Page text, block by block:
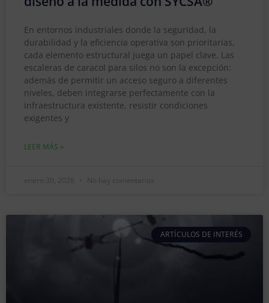
En entornos industriales donde la seguridad, la
durabilidad y la eficiencia operativa son prioritarias,
cada elemento estructural juega un papel clave. Las
escaleras de caracol para silos no son la excepción:
además de permitir un acceso seguro a diferentes
niveles, deben integrarse perfectamente con la
infraestructura existente, resistir condiciones
exigentes y
LEER MÁS »
enero 30, 2026 No hay comentarios
ARTÍCULOS DE INTERÉS